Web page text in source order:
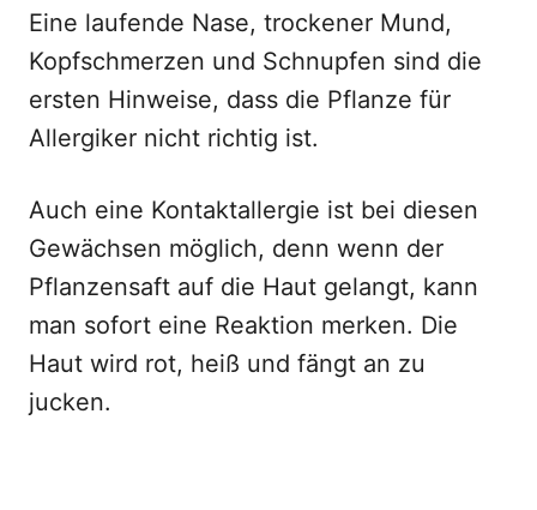
Eine laufende Nase, trockener Mund,
Kopfschmerzen und Schnupfen sind die
ersten Hinweise, dass die Pflanze für
Allergiker nicht richtig ist.
Auch eine Kontaktallergie ist bei diesen
Gewächsen möglich, denn wenn der
Pflanzensaft auf die Haut gelangt, kann
man sofort eine Reaktion merken. Die
Haut wird rot, heiß und fängt an zu
jucken.